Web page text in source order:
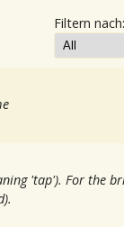
Filtern nach:
'tap'). For the